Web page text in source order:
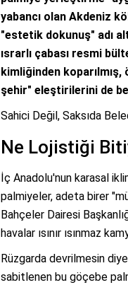
yabancı olan Akdeniz
"estetik dokunuş" adı
ısrarlı çabası resmi
kimliğinden
şehir" eleştirilerini de
Sahici Değil, Saksıda
Ne Lojistiği
İç Anadolu'nun karasal
palmiyeler, adeta birer
Bahçeler Dairesi
havalar ısınır ısınmaz
Rüzgarda devrilmesin
sabitlenen bu göçebe